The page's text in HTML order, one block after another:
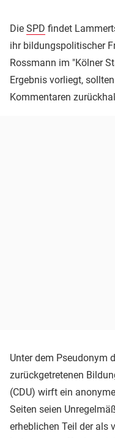
Die SPD findet
ihr bildungspolitischer
Rossmann im "Kölner
Ergebnis vorliegt,
Kommentaren
Unter dem Pseudonym
zurückgetretenen
(CDU) wirft ein
Seiten seien
erheblichen Teil der als